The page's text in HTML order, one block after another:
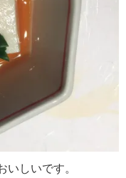
いしいです。